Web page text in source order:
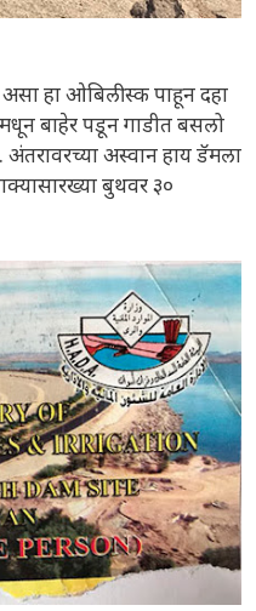
हा ओबिलीस्क पाहून दहा
बाहेर पडून गाडीत बसलो
अस्वान हाय डॅमला
बुथवर ३०